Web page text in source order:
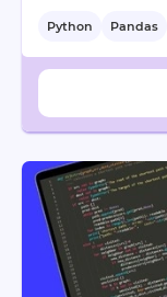
Python Pandas